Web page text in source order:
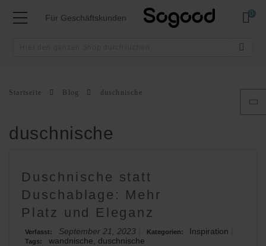
Für Geschäftskunden
Startseite Blog duschnische
duschnische
Duschnische statt
Duschablage: Mehr
Platz und Eleganz
Verfasst: September 21, 2023 Kategorien: Inspiration
Tags: wandnische duschnische